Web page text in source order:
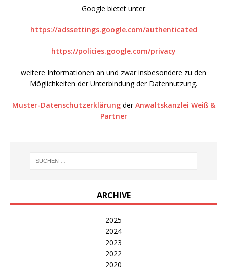
Google bietet unter
https://adssettings.google.com/authenticated
https://policies.google.com/privacy
weitere Informationen an und zwar insbesondere zu den
Möglichkeiten der Unterbindung der Datennutzung.
Muster-DatenschutzerklärungderAnwaltskanzlei Weiß &
Partner
ARCHIVE
2025
2024
2023
2022
2020